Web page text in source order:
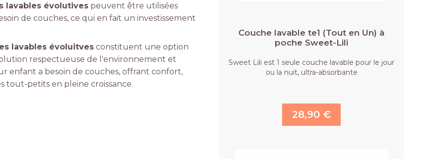
lavables évolutives peuvent être utilisées
de couches, ce qui en fait un investissement
lavables évoluitves constituent une option
respectueuse de l'environnement et
enfant a besoin de couches, offrant confort,
petits en pleine croissance.
Couche lavable te1 (Tout en Un) à
poche Sweet-Lili
Sweet Lili est 1 seule couche lavable pour le jour
ou la nuit, ultra-absorbante
28,90 €